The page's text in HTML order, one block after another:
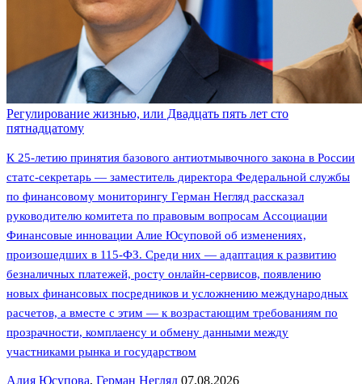
Регулирование жизнью, или Двадцать пять лет сто
пятнадцатому
К 25-летию принятия базового антиотмывочного закона в России
статс-секретарь — заместитель директора Федеральной службы
по финансовому мониторингу Герман Негляд рассказал
руководителю комитета по правовым вопросам Ассоциации
Финансовые инновации Алие Юсуповой об изменениях,
произошедших в 115-ФЗ. Среди них — адаптация к развитию
безналичных платежей, росту онлайн-сервисов, появлению
новых финансовых посредников и усложнению международных
расчетов, а вместе с этим — к возрастающим требованиям по
прозрачности, комплаенсу и обмену данными между
участниками рынка и государством
Алия Юсупова, Герман Негляд 07.08.2026